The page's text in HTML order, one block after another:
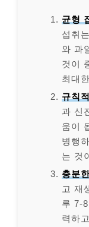
균형
섭취
와 과
것이
최대
규칙
과 신
움이
병행
는 것
충분
고 재
루 7-
력하